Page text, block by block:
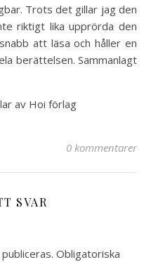
Trots det gillar jag den
riktigt lika upprörda den
att läsa och håller en
berättelsen. Sammanlagt
av Hoi förlag
0 kommentarer
SVAR
Obligatoriska